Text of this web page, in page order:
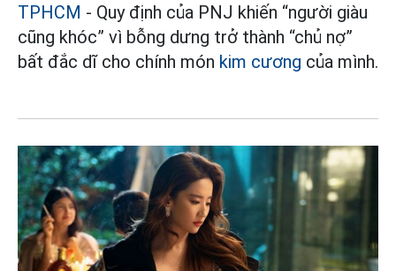
TPHCM - Quy định của PNJ khiến “người giàu
cũng khóc” vì bỗng dưng trở thành “chủ nợ”
bất đắc dĩ cho chính món kim cương của mình.